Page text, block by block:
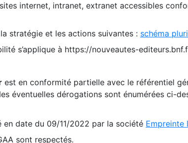
sites internet, intranet, extranet accessibles
stratégie et les actions suivantes : schéma
s’applique à https://nouveautes-
est en conformité partielle avec le référentiel
éventuelles dérogations sont énumérées ci-
en date du 09/11/2022 par la société Empreinte
sont respectés.